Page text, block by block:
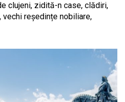
clujeni, zidită-n case, clădiri,
reședințe nobiliare,